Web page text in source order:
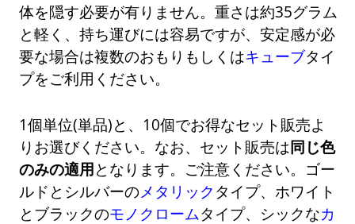
体を隠す必要が有りません。重さは約35グラム
と軽く、持ち運びには容易ですが、安定感が必
要な場合は複数のおもりもしくはキューブタイ
プをご利用ください。
1個単位(単品)と、10個でお得なセット販売よ
りお選びください。なお、セット販売は同じ色
のみの適用となります。ご注意ください。ゴー
ルドとシルバーのメタリック タイプ、ホワイト
とブラックのモノクロームタイプ、シックなカ